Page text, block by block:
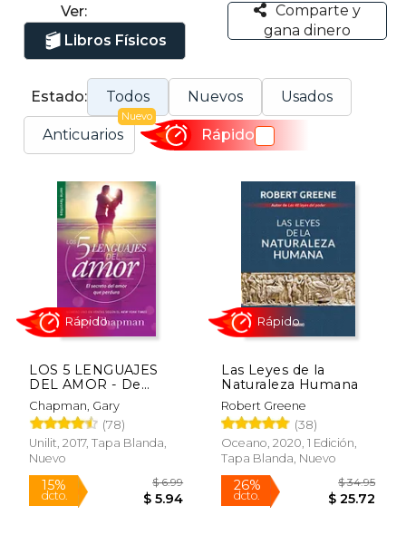
Ver:
Libros Físicos
Comparte y
gana dinero
Estado: Todos Nuevos Usados
Anticuarios
Nuevo
Rápido
LOS 5 LENGUAJES
DEL AMOR - De
Bolsillo
Chapman, Gary
(78)
Unilit, 2017, Tapa Blanda,
Nuevo
Rápido
Las Leyes de la
Naturaleza Humana
Robert Greene
(38)
Oceano, 2020, 1 Edición,
Tapa Blanda, Nuevo
Rápido